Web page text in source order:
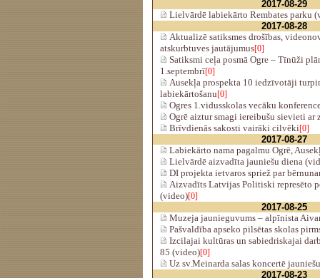
2017-08-29
Lielvārdē labiekārto Rembates parku
2017-08-28
Aktualizē satiksmes drošības,
atskurbtuves jautājumus[0]
Satiksmi ceļa posmā Ogre – Tīnūži
1.septembrī[0]
Ausekļa prospekta 10 iedzīvotāji
labiekārtošanu[0]
Ogres 1.vidusskolas vecāku
Ogrē aiztur smagi iereibušu sievieti ar
Brīvdienās sakosti vairāki cilvēki[0]
2017-08-27
Labiekārto nama pagalmu Ogrē,
Lielvārdē aizvadīta jauniešu diena
DI projekta ietvaros spriež par
Aizvadīts Latvijas Politiski represēto
(video)[0]
2017-08-25
Muzeja jaunieguvums – alpīnista
Pašvaldība apseko pilsētas skolas
Izcilajai kultūras un sabiedriskajai
85 (video)[0]
Uz sv.Meinarda salas koncertē
2017-08-23